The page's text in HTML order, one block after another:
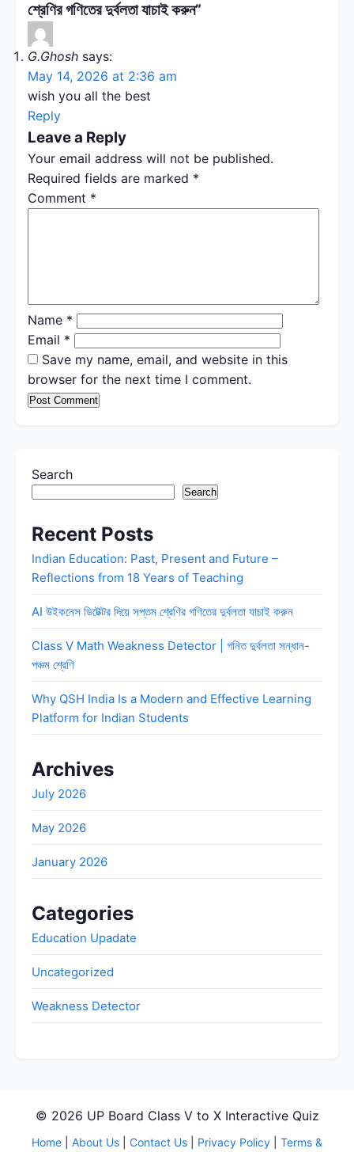
শ্রেণির গণিতের দুর্বলতা যাচাই করুন”
G.Ghosh says:
May 14, 2026 at 2:36 am
wish you all the best
Reply
Leave a Reply
Your email address will not be published.
Required fields are marked *
Comment *
Name *
Email *
Save my name, email, and website in this
browser for the next time I comment.
Search
Search
Recent Posts
Indian Education: Past, Present and Future –
Reflections from 18 Years of Teaching
AI উইকনেস ডিটেক্টর দিয়ে সপ্তম শ্রেণির গণিতের দুর্বলতা যাচাই করুন
Class V Math Weakness Detector | গনিত দুর্বলতা সন্ধান-
পঞ্চম শ্রেণি
Why QSH India Is a Modern and Effective Learning
Platform for Indian Students
Archives
July 2026
May 2026
January 2026
Categories
Education Upadate
Uncategorized
Weakness Detector
© 2026 UP Board Class V to X Interactive Quiz
Home About Us Contact Us Privacy Policy Terms &